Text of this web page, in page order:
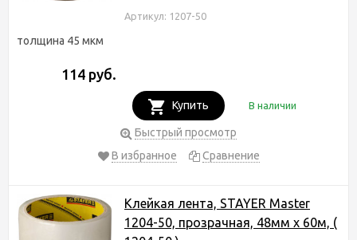
Артикул: 1207-50
толщина 45 мкм
114 руб.
Купить В наличии
Быстрый просмотр
В избранное
Сравнение
Клейкая лента, STAYER Master
1204-50, прозрачная, 48мм х 60м, (